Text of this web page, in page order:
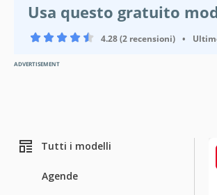
Usa questo gratuito
4.28 (2 recensioni) •
ADVERTISEMENT
Tutti i modelli
Agende